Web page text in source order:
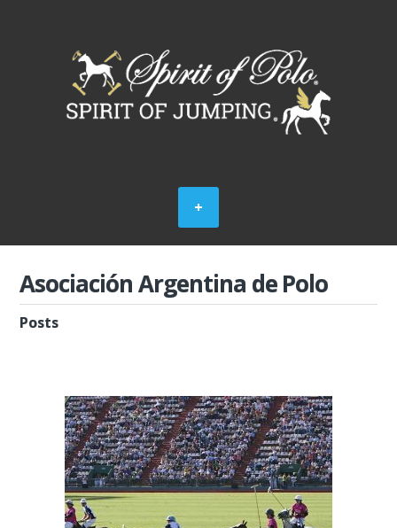
Asociación Argentina de Polo
Posts